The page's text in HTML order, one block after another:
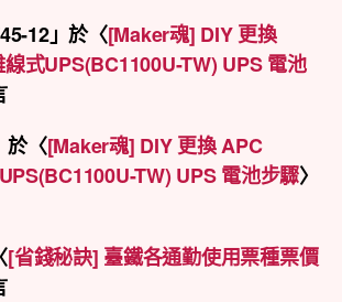
12」於〈[Maker魂] DIY 更換
式UPS(BC1100U-TW) UPS 電池
於〈[Maker魂] DIY 更換 APC
TW) UPS 電池步驟〉
[省錢秘訣] 臺鐵各通勤使用票種票價